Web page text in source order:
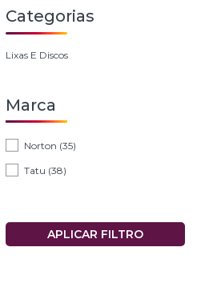
Lixas E Discos
Marca
Norton (35)
Tatu (38)